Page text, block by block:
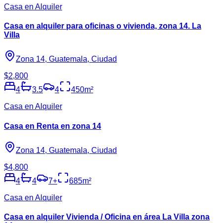
Casa en Alquiler
Casa en alquiler para oficinas o vivienda, zona 14. La
Villa
Zona 14, Guatemala, Ciudad
$2,800
4
3.5 4 450m²
Casa en Alquiler
Casa en Renta en zona 14
Zona 14, Guatemala, Ciudad
$4,800
4
4 7+ 685m²
Casa en Alquiler
Casa en alquiler Vivienda / Oficina en área La Villa zona